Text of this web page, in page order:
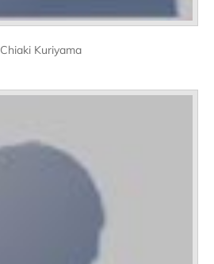
Chiaki Kuriyama